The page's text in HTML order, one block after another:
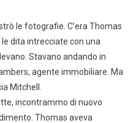
le fotografie. C’era Thomas
dita intrecciate con una
Stavano andando in
agente immobiliare. Ma
Mitchell.
incontrammo di nuovo
Thomas aveva